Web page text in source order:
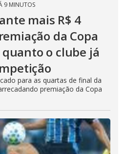
9 MINUTOS
mais R$ 4
da Copa
o clube já
para as quartas de final da
premiação da Copa